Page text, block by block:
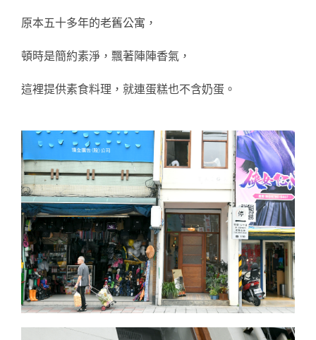
原本五十多年的老舊公寓，
頓時是簡約素淨，飄著陣陣香氣，
這裡提供素食料理，就連蛋糕也不含奶蛋。